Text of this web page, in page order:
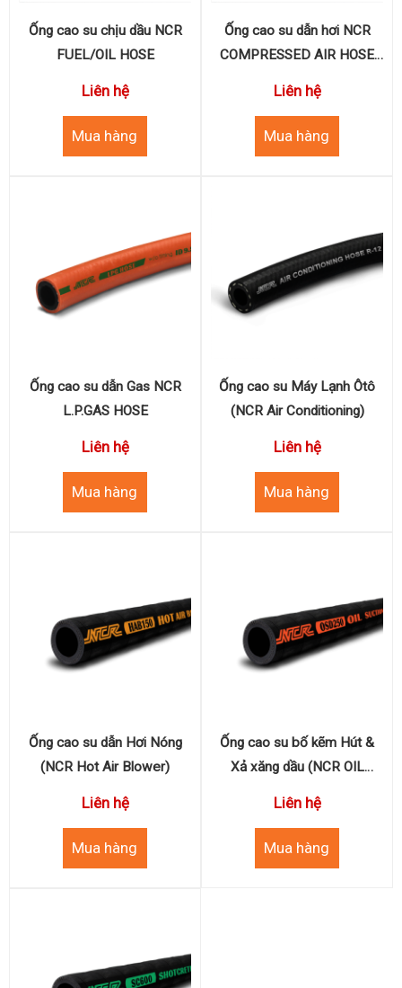
Ống cao su chịu dầu NCR
FUEL/OIL HOSE
Liên hệ
Ống cao su dẫn hơi NCR
COMPRESSED AIR HOSE
Liên hệ
Ống cao su dẫn Gas NCR
L.P.GAS HOSE
Liên hệ
Ống cao su Máy Lạnh Ôtô
(NCR Air Conditioning)
Liên hệ
Ống cao su dẫn Hơi Nóng
(NCR Hot Air Blower)
Liên hệ
Ống cao su bố kẽm Hút &
Xả xăng dầu (NCR OIL
WP250PSI)
Liên hệ